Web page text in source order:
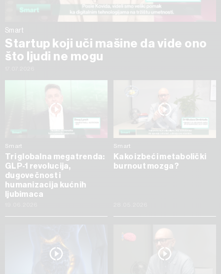
Smart
Startup koji uči mašine da vide ono
što ljudi ne mogu
Smart
Tri globalna megatrenda:
GLP-1 revolucija,
dugovečnost i
humanizacija kućnih
ljubimaca
Smart
Kako izbeći metabolički
burnout mozga?